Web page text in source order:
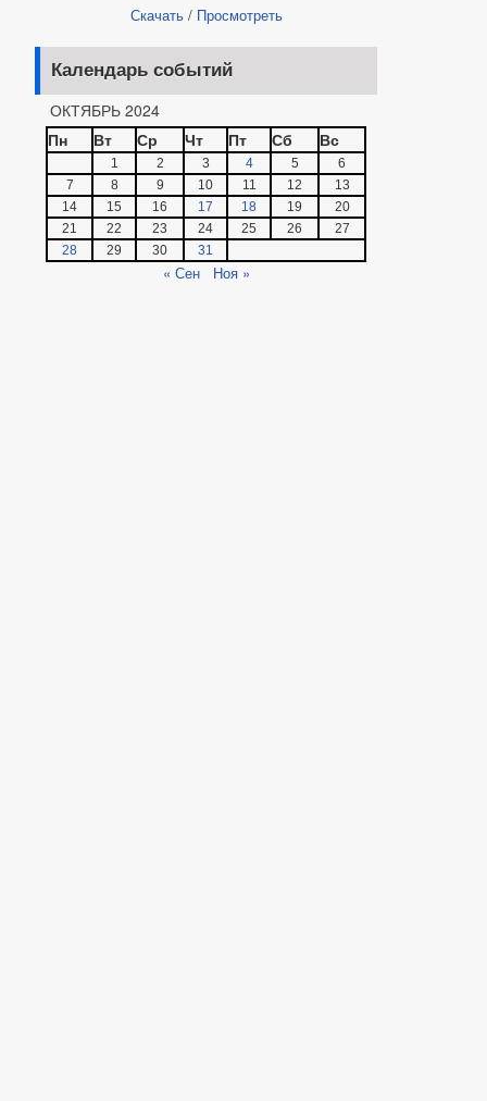
Скачать/ Просмотреть
Календарь событий
ОКТЯБРЬ 2024
Пн
Вт Ср Чт Пт Сб Вс
1 2 3 4 5
6
7
8 9 10 11 12
13
14
15 16 17 18 19
20
21
22 23 24 25 26
27
28
29 30 31
« Сен Ноя »